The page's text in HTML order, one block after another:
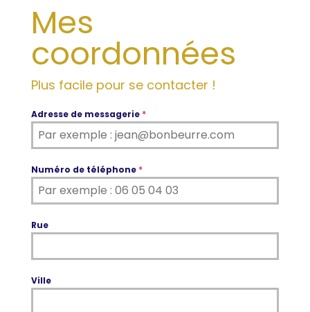
Mes
coordonnées
Plus facile pour se contacter !
Adresse de messagerie *
Numéro de téléphone *
Rue
Ville